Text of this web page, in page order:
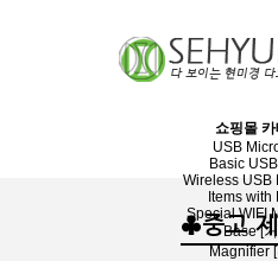
쇼핑몰 카
USB
Basic
Wireless USB
Items with
Special WIFI
Base [
Magnifier
♣중고 제